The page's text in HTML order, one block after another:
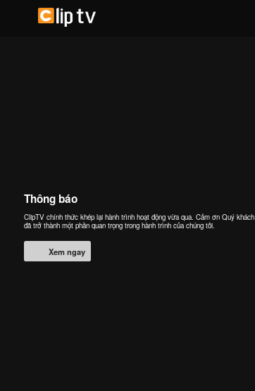
Thông báo
ClipTV chính thức khép lại hành trình hoạt động vừa qua. Cảm ơn Quý khách
đã trở thành một phần quan trọng trong hành trình của chúng tôi.
Xem ngay